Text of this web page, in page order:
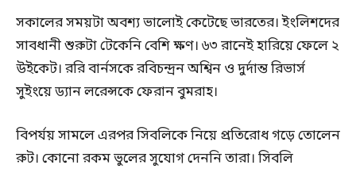
সকালের সময়টা অবশ্য ভালোই কেটেছে ভারতের। ইংলিশদের
সাবধানী শুরুটা টেকেনি বেশি ক্ষণ। ৬৩ রানেই হারিয়ে ফেলে ২
উইকেট। ররি বার্নসকে রবিচন্দ্রন অশ্বিন ও দুর্দান্ত রিভার্স
সুইংয়ে ড্যান লরেন্সকে ফেরান বুমরাহ।
বিপর্যয় সামলে এরপর সিবলিকে নিয়ে প্রতিরোধ গড়ে তোলেন
রুট। কোনো রকম ভুলের সুযোগ দেননি তারা। সিবলি